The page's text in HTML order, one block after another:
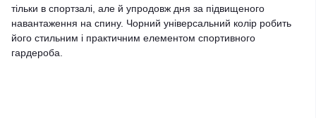
тільки в спортзалі, але й упродовж дня за підвищеного
навантаження на спину. Чорний універсальний колір робить
його стильним і практичним елементом спортивного
гардероба.